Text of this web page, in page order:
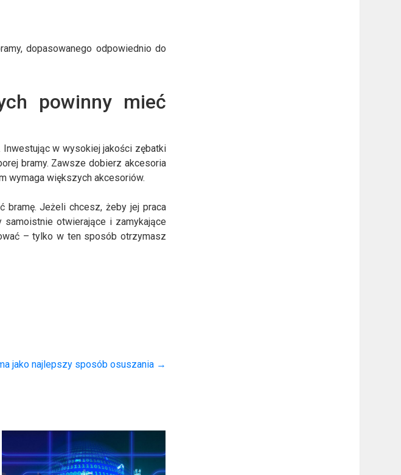
dopasowanego odpowiednio do
powinny mieć
Inwestując w wysokiej jakości zębatki
bramy. Zawsze dobierz akcesoria
wymaga większych akcesoriów.
bramę. Jeżeli chcesz, żeby jej praca
samoistnie otwierające i zamykające
– tylko w ten sposób otrzymasz
jako najlepszy sposób osuszania →